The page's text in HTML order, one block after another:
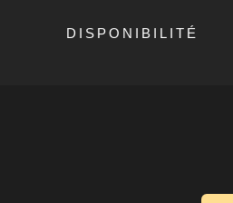
DISPONIBILITÉ